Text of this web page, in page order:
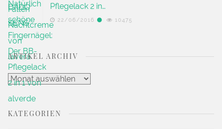
Pflegelack 2 in…
22/06/2016 10475
ARTIKEL ARCHIV
Artikel
Archiv
KATEGORIEN